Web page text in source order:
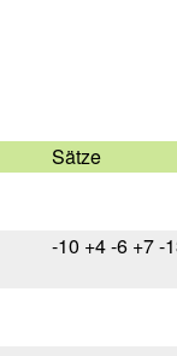
Sätze
-10 +4 -6 +7 -